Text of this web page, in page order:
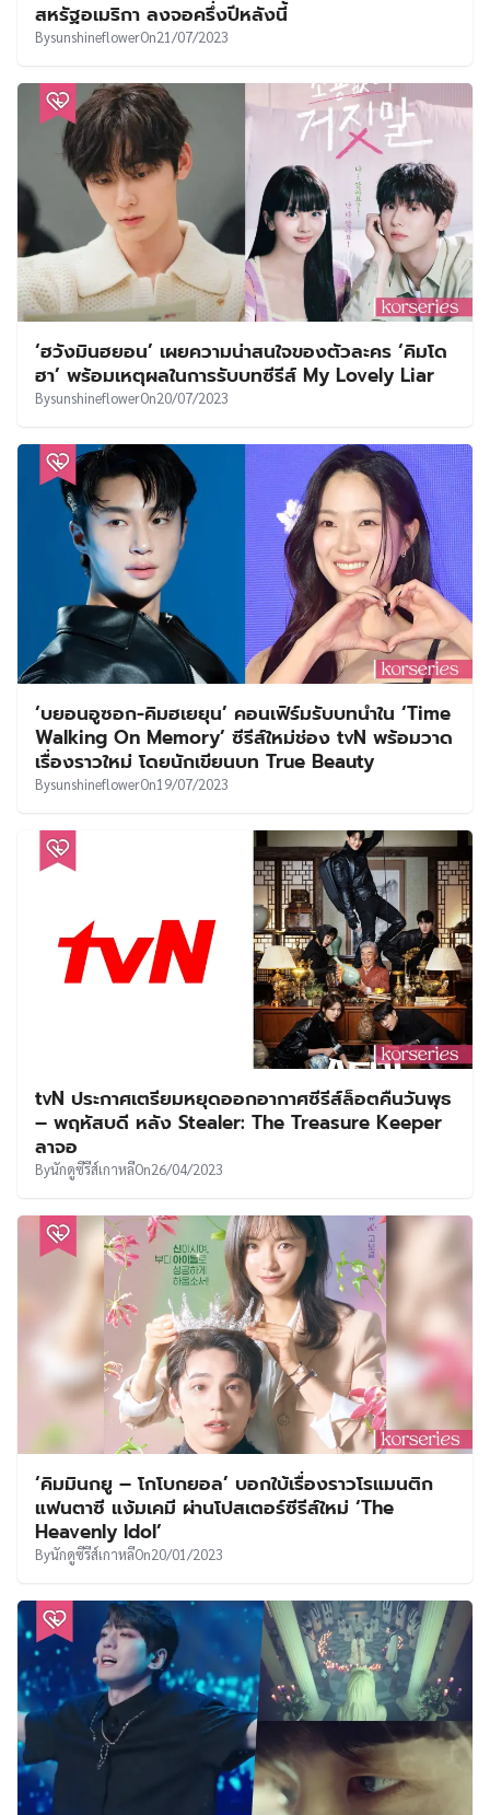
สหรัฐอเมริกา ลงจอครึ่งปีหลังนี้
BysunshineflowerOn21/07/2023
‘ฮวังมินฮยอน’ เผยความน่าสนใจของตัวละคร ‘คิมโด
ฮา’ พร้อมเหตุผลในการรับบทซีรีส์​ My Lovely Liar
BysunshineflowerOn20/07/2023
‘บยอนอูซอก-คิมฮเยยุน’ คอนเฟิร์มรับบทนำใน ‘Time
Walking On Memory’ ซีรีส์ใหม่ช่อง tvN พร้อมวาด
เรื่องราวใหม่ โดยนักเขียนบท True Beauty
BysunshineflowerOn19/07/2023
tvN ประกาศเตรียมหยุดออกอากาศซีรีส์ล็อตคืนวันพุธ
– พฤหัสบดี หลัง Stealer: The Treasure Keeper
ลาจอ
Byนักดูซีรีส์เกาหลีOn26/04/2023
‘คิมมินกยู – โกโบกยอล’ บอกใบ้เรื่องราวโรแมนติก
แฟนตาซี แง้มเคมี ผ่านโปสเตอร์ซีรีส์ใหม่ ‘The
Heavenly Idol’
Byนักดูซีรีส์เกาหลีOn20/01/2023